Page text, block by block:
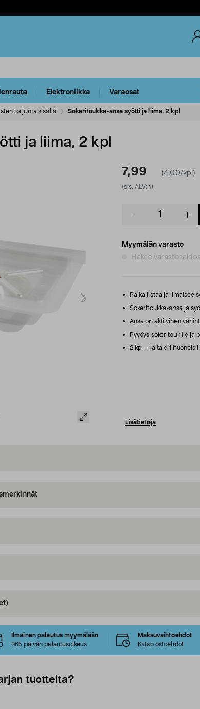
Elektroniikka Varaosat
torjunta sisällä Sokeritoukka-ansa syötti ja liima, 2 kpl
ja liima, 2 kpl
7,99 (4,00/kpl)
(sis. ALV:n)
Myymälän varasto
Hakee
Paikallistaa ja ilmaisee
Sokeritoukka-ansa ja
Ansa on aktiivinen
Pyydys sokeritoukille ja
2 kpl – laita eri
Lisätietoja
Ilmainen palautus myymälään
365 päivän palautusoikeus
Maksuvaihtoehdot
Katso ostoehdot
tuotteita?